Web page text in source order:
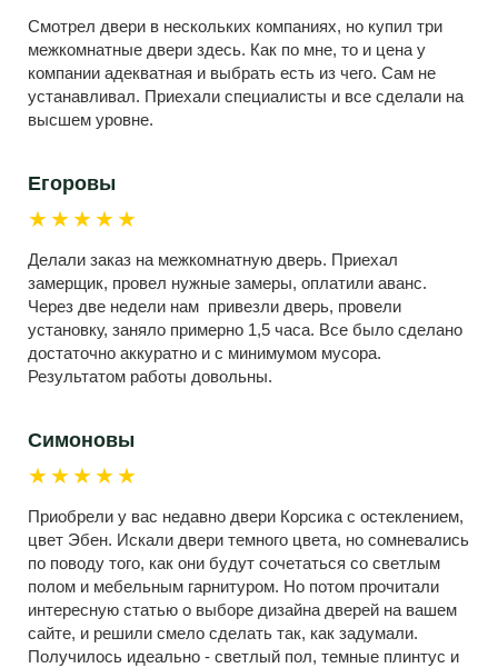
Смотрел двери в нескольких компаниях, но купил три
межкомнатные двери здесь. Как по мне, то и цена у
компании адекватная и выбрать есть из чего. Сам не
устанавливал. Приехали специалисты и все сделали на
высшем уровне.
Егоровы
★★★★★
Делали заказ на межкомнатную дверь. Приехал
замерщик, провел нужные замеры, оплатили аванс.
Через две недели нам привезли дверь, провели
установку, заняло примерно 1,5 часа. Все было сделано
достаточно аккуратно и с минимумом мусора.
Результатом работы довольны.
Симоновы
★★★★★
Приобрели у вас недавно двери Корсика с остеклением,
цвет Эбен. Искали двери темного цвета, но сомневались
по поводу того, как они будут сочетаться со светлым
полом и мебельным гарнитуром. Но потом прочитали
интересную статью о выборе дизайна дверей на вашем
сайте, и решили смело сделать так, как задумали.
Получилось идеально - светлый пол, темные плинтус и